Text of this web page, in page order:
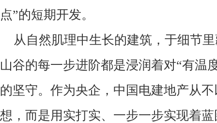
点”的短期开发。
从自然肌理中生长的建筑，于细节
山谷的每一步进阶都是浸润着对“有温
的坚守。作为央企，中国电建地产从
想，而是用实打实、一步一步实现着